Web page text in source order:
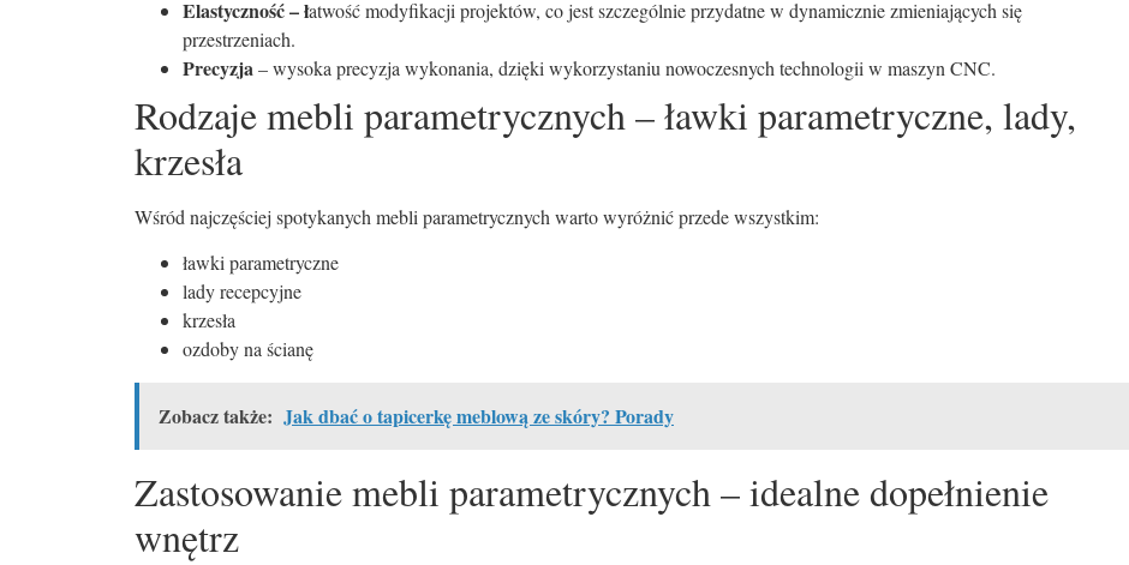
Elastyczność – łatwość modyfikacji projektów, co jest szczególnie przydatne w dynamicznie zmieniających się
przestrzeniach.
Precyzja– wysoka precyzja wykonania, dzięki wykorzystaniu nowoczesnych technologii w maszyn CNC.
Rodzaje mebli parametrycznych – ławki parametryczne, lady,
krzesła
Wśród najczęściej spotykanych mebli parametrycznych warto wyróżnić przede wszystkim:
ławki parametryczne
lady recepcyjne
krzesła
ozdoby na ścianę
Zobacz także: Jak dbać o tapicerkę meblową ze skóry? Porady
Zastosowanie mebli parametrycznych – idealne dopełnienie
wnętrz